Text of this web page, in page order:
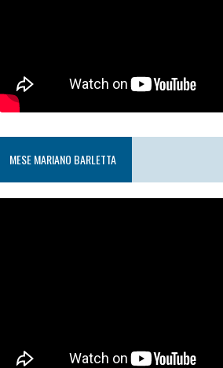
MESE MARIANO BARLETTA